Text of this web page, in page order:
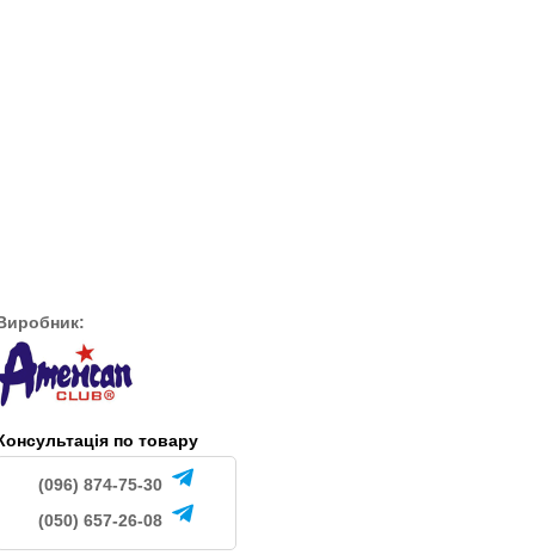
по товару
(096) 874-75-30
(050) 657-26-08